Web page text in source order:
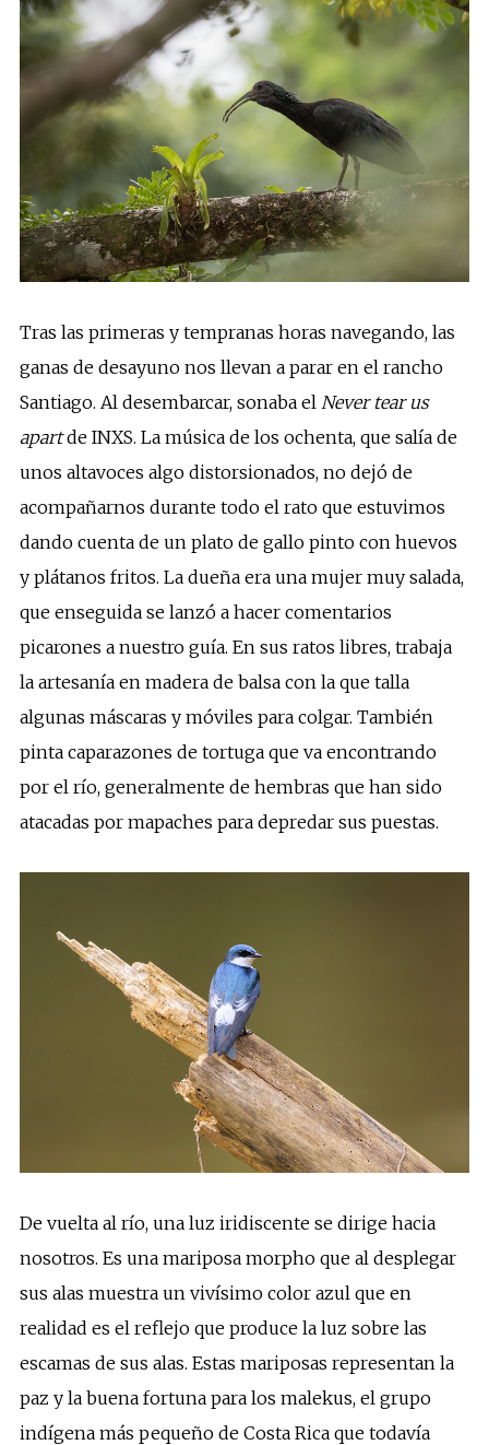
Tras las primeras y tempranas horas navegando, las
ganas de desayuno nos llevan a parar en el rancho
Santiago. Al desembarcar, sonaba el Never tear us
apartde INXS. La música de los ochenta, que salía de
unos altavoces algo distorsionados, no dejó de
acompañarnos durante todo el rato que estuvimos
dando cuenta de un plato de gallo pinto con huevos
y plátanos fritos. La dueña era una mujer muy salada,
que enseguida se lanzó a hacer comentarios
picarones a nuestro guía. En sus ratos libres, trabaja
la artesanía en madera de balsa con la que talla
algunas máscaras y móviles para colgar. También
pinta caparazones de tortuga que va encontrando
por el río, generalmente de hembras que han sido
atacadas por mapaches para depredar sus puestas.
De vuelta al río, una luz iridiscente se dirige hacia
nosotros. Es una mariposa morpho que al desplegar
sus alas muestra un vivísimo color azul que en
realidad es el reflejo que produce la luz sobre las
escamas de sus alas. Estas mariposas representan la
paz y la buena fortuna para los malekus, el grupo
indígena más pequeño de Costa Rica que todavía